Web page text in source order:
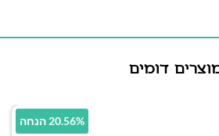
דומים
20.56% הנחה